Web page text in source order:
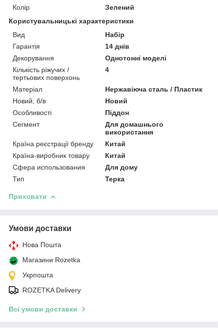
Колір
Зелений
Користувальницькі характеристики
Вид
Набір
Гарантія
14 днів
Декорування
Однотонні моделі
Кількість ріжучих /
тертьових поверхонь
4
Матеріал
Нержавіюча сталь / Пластик
Новий, б/в
Новий
Особливості
Піддон
Сегмент
Для домашнього
використання
Країна реєстрації бренду
Китай
Країна-виробник товару
Китай
Сфера использования
Для дому
Тип
Терка
Приховати
Умови доставки
Нова Пошта
Магазини Rozetka
Укрпошта
ROZETKA Delivery
Всі умови доставки